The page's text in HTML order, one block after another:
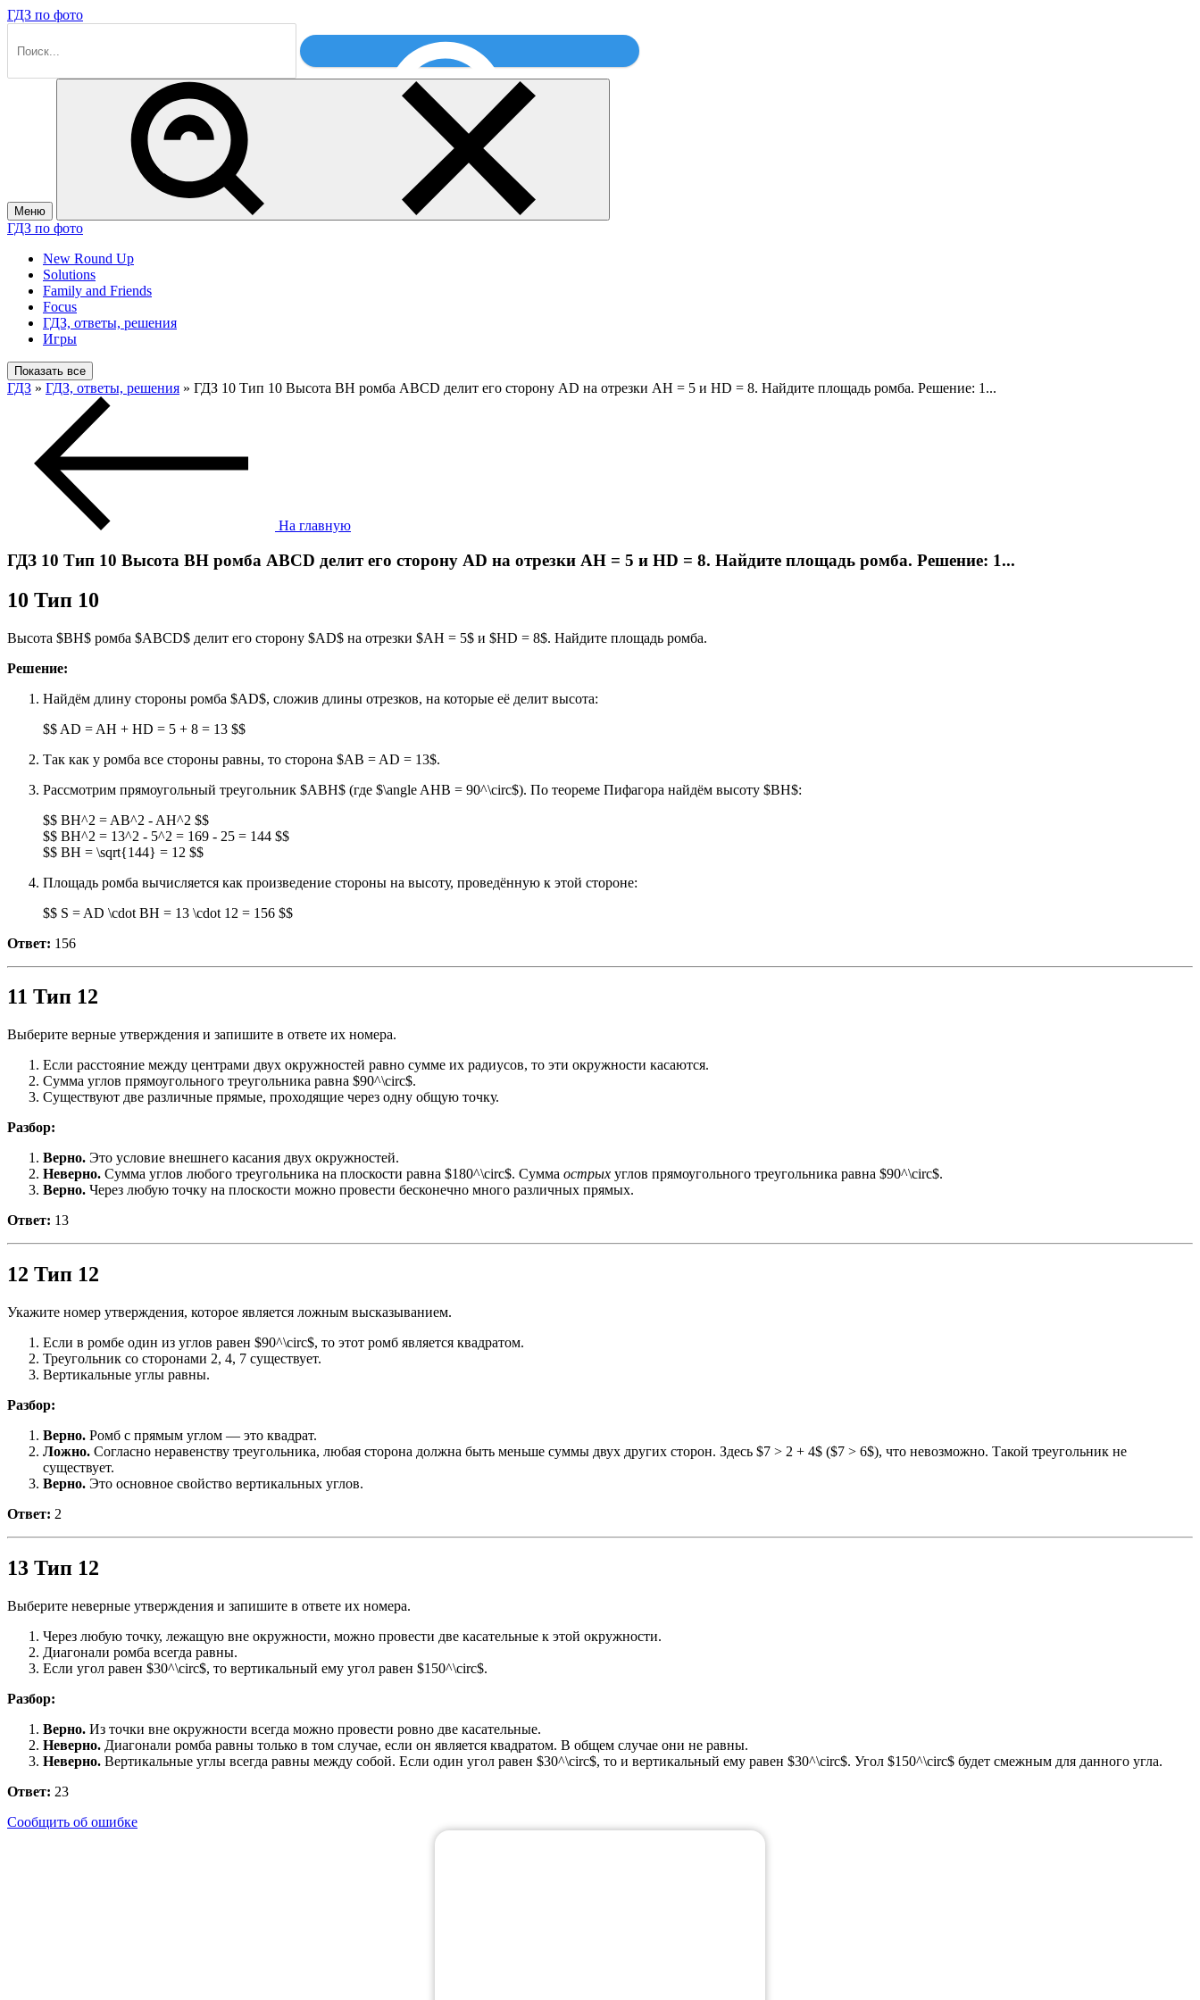
ГДЗ по фото
Меню
ГДЗ по фото
New Round Up
Solutions
Family and Friends
Focus
ГДЗ, ответы, решения
Игры
Показать все
ГДЗ » ГДЗ, ответы, решения » ГДЗ 10 Тип 10 Высота BH ромба ABCD делит его сторону AD на отрезки AH = 5 и HD = 8. Найдите площадь ромба. Решение: 1...
На главную
ГДЗ 10 Тип 10 Высота BH ромба ABCD делит его сторону AD на отрезки AH = 5 и HD = 8. Найдите площадь ромба. Решение: 1...
10 Тип 10
Высота $BH$ ромба $ABCD$ делит его сторону $AD$ на отрезки $AH = 5$ и $HD = 8$. Найдите площадь ромба.
Решение:
Найдём длину стороны ромба $AD$, сложив длины отрезков, на которые её делит высота:
$$ AD = AH + HD = 5 + 8 = 13 $$
Так как у ромба все стороны равны, то сторона $AB = AD = 13$.
Рассмотрим прямоугольный треугольник $ABH$ (где $\angle AHB = 90^\circ$). По теореме Пифагора найдём высоту $BH$:
$$ BH^2 = AB^2 - AH^2 $$
$$ BH^2 = 13^2 - 5^2 = 169 - 25 = 144 $$
$$ BH = \sqrt{144} = 12 $$
Площадь ромба вычисляется как произведение стороны на высоту, проведённую к этой стороне:
$$ S = AD \cdot BH = 13 \cdot 12 = 156 $$
Ответ: 156
11 Тип 12
Выберите верные утверждения и запишите в ответе их номера.
Если расстояние между центрами двух окружностей равно сумме их радиусов, то эти окружности касаются.
Сумма углов прямоугольного треугольника равна $90^\circ$.
Существуют две различные прямые, проходящие через одну общую точку.
Разбор:
Верно. Это условие внешнего касания двух окружностей.
Неверно. Сумма углов любого треугольника на плоскости равна $180^\circ$. Сумма острых углов прямоугольного треугольника равна $90^\circ$.
Верно. Через любую точку на плоскости можно провести бесконечно много различных прямых.
Ответ: 13
12 Тип 12
Укажите номер утверждения, которое является ложным высказыванием.
Если в ромбе один из углов равен $90^\circ$, то этот ромб является квадратом.
Треугольник со сторонами 2, 4, 7 существует.
Вертикальные углы равны.
Разбор:
Верно. Ромб с прямым углом — это квадрат.
Ложно. Согласно неравенству треугольника, любая сторона должна быть меньше суммы двух других сторон. Здесь $7 > 2 + 4$ ($7 > 6$), что невозможно. Такой треугольник не
существует.
Верно. Это основное свойство вертикальных углов.
Ответ: 2
13 Тип 12
Выберите неверные утверждения и запишите в ответе их номера.
Через любую точку, лежащую вне окружности, можно провести две касательные к этой окружности.
Диагонали ромба всегда равны.
Если угол равен $30^\circ$, то вертикальный ему угол равен $150^\circ$.
Разбор:
Верно. Из точки вне окружности всегда можно провести ровно две касательные.
Неверно. Диагонали ромба равны только в том случае, если он является квадратом. В общем случае они не равны.
Неверно. Вертикальные углы всегда равны между собой. Если один угол равен $30^\circ$, то и вертикальный ему равен $30^\circ$. Угол $150^\circ$ будет смежным для данного угла.
Ответ: 23
Сообщить об ошибке